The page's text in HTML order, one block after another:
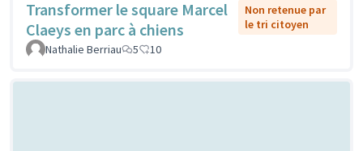
Transformer le square Marcel
Claeys en parc à chiens
Non retenue par
le tri citoyen
Nathalie Berriau
5 10